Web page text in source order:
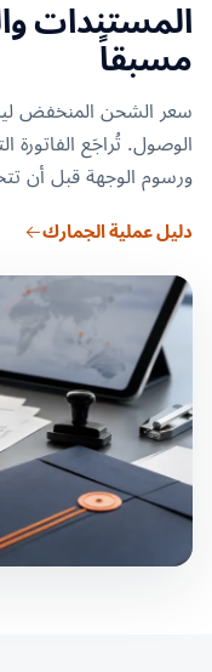
المستندات
مسبقاً
سعر الشحن المنخفض
ورسوم الوجهة قبل أن
دليل عملية الجمارك